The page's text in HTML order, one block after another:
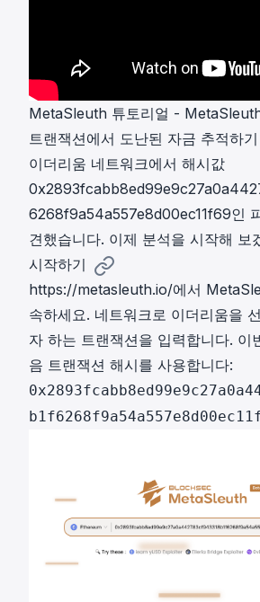
MetaSleuth 튜토리얼 -
트랜잭션에서 도난된 자금 추적하기
이더리움 네트워크에서 해시값
6268f9a54a557e8d00ec11f69인
견했습니다. 이제 분석을 시작해 보
시작하기
https://metasleuth.io/에서
속하세요. 네트워크로 이더리움을
자 하는 트랜잭션을 입력합니다. 이
음 트랜잭션 해시를 사용합니다: